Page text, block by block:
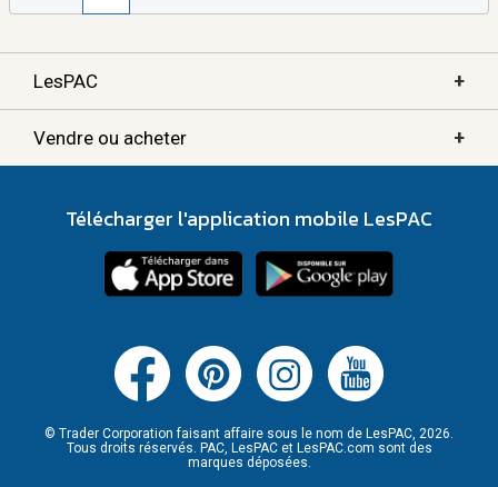
LesPAC +
Vendre ou acheter +
Télécharger l'application mobile LesPAC
© Trader Corporation faisant affaire sous le nom de LesPAC, 2026.
Tous droits réservés. PAC, LesPAC et LesPAC.com sont des
marques déposées.